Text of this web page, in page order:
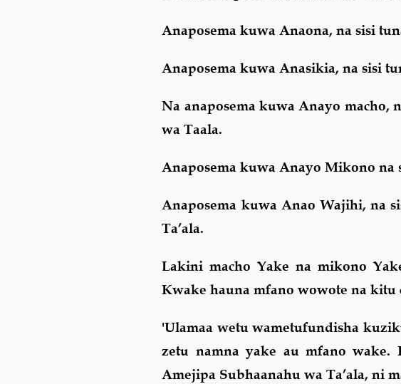
Anaposema kuwa Anaona, na sisi
Anaposema kuwa Anasikia, na sisi
Na anaposema kuwa Anayo macho,
wa Taala.
Anaposema kuwa Anayo Mikono
Anaposema kuwa Anao Wajihi, na
Ta’ala.
Lakini macho Yake na mikono
Kwake hauna mfano wowote na kitu
'Ulamaa wetu wametufundisha
zetu namna yake au mfano wake.
Amejipa Subhaanahu wa Ta’ala, ni